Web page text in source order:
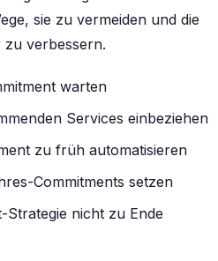
sie zu vermeiden und die
verbessern.
warten
Services einbeziehen
zu früh automatisieren
Commitments setzen
Strategie nicht zu Ende